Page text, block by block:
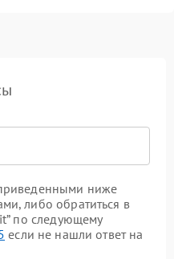
ниже
либо обратиться в
по следующему
если не нашли ответ на